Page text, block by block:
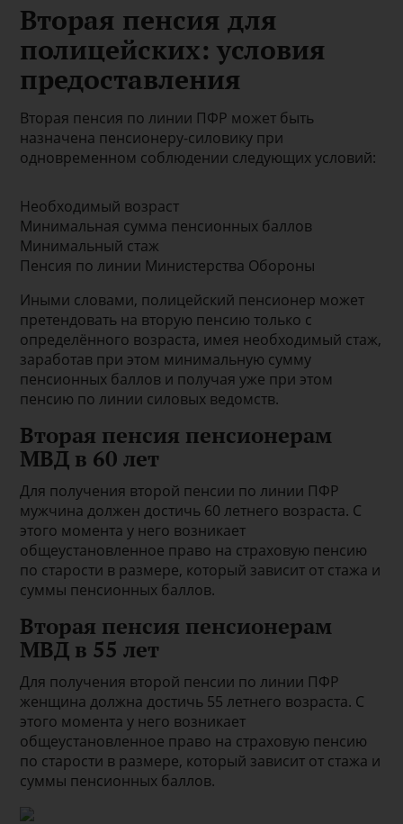
Вторая пенсия для
полицейских: условия
предоставления
Вторая пенсия по линии ПФР может быть
назначена пенсионеру-силовику при
одновременном соблюдении следующих условий:
Необходимый возраст
Минимальная сумма пенсионных баллов
Минимальный стаж
Пенсия по линии Министерства Обороны
Иными словами, полицейский пенсионер может
претендовать на вторую пенсию только с
определённого возраста, имея необходимый стаж,
заработав при этом минимальную сумму
пенсионных баллов и получая уже при этом
пенсию по линии силовых ведомств.
Вторая пенсия пенсионерам
МВД в 60 лет
Для получения второй пенсии по линии ПФР
мужчина должен достичь 60 летнего возраста. С
этого момента у него возникает
общеустановленное право на страховую пенсию
по старости в размере, который зависит от стажа и
суммы пенсионных баллов.
Вторая пенсия пенсионерам
МВД в 55 лет
Для получения второй пенсии по линии ПФР
женщина должна достичь 55 летнего возраста. С
этого момента у него возникает
общеустановленное право на страховую пенсию
по старости в размере, который зависит от стажа и
суммы пенсионных баллов.